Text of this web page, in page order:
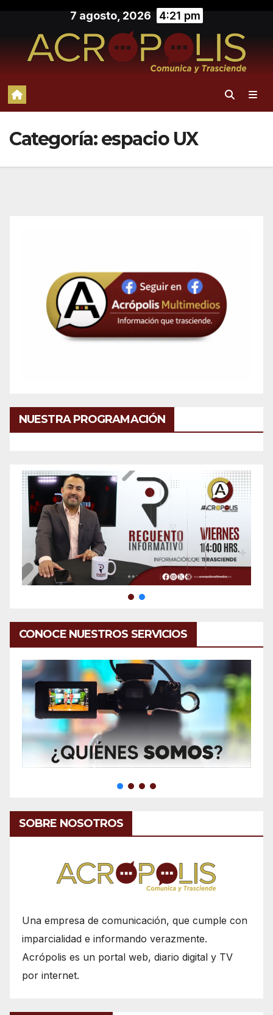
contenido
7 agosto, 2026 4:21 pm
Categoría:espacio UX
NUESTRA PROGRAMACIÓN
CONOCE NUESTROS SERVICIOS
SOBRE NOSOTROS
Una empresa de comunicación, que cumple con
imparcialidad e informando verazmente.
Acrópolis es un portal web, diario digital y TV
por internet.